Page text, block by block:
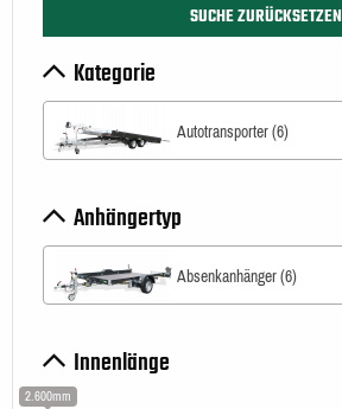
SUCHE ZURÜCKSETZEN
Kategorie
Autotransporter (6)
Anhängertyp
Absenkanhänger (6)
Innenlänge
2.600mm